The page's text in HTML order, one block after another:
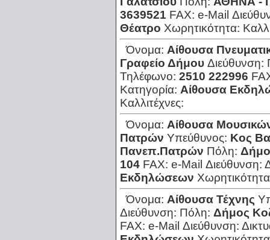
3639521 FAX: e-Mail
Θέατρο Χωρητικότητα:
Όνομα: Αίθουσα
Γραφείο Δήμου Διεύθυνση:
Τηλέφωνο: 2510 222996
Κατηγορία: Αίθουσα
Καλλιτέχνες:
Όνομα: Αίθουσα
Πατρών Υπεύθυνος: Κος
Πανεπ.Πατρών Πόλη:
104 FAX: e-Mail Διεύθυνση:
Εκδηλώσεων
Όνομα: Αίθουσα Τέχνης
Διεύθυνση: Πόλη: Δήμος
FAX: e-Mail Διεύθυνση: